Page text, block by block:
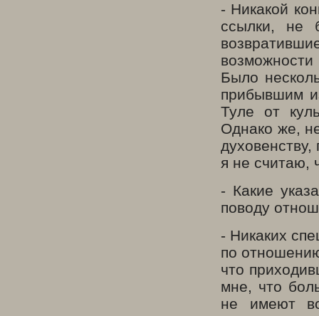
- Никакой
ссылки, не
Было
прибывшим
Туле от
Однако же,
я не считаю,
- Какие
поводу
- Никаких
по
что
мне, что
не имеют